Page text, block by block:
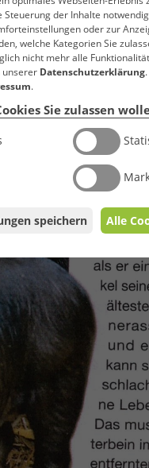
der Inhalte
oder zur
welche Kategorien Sie
nicht mehr alle
unserer Datenschutzerklärung
.
Sie zulassen
speichern Alle